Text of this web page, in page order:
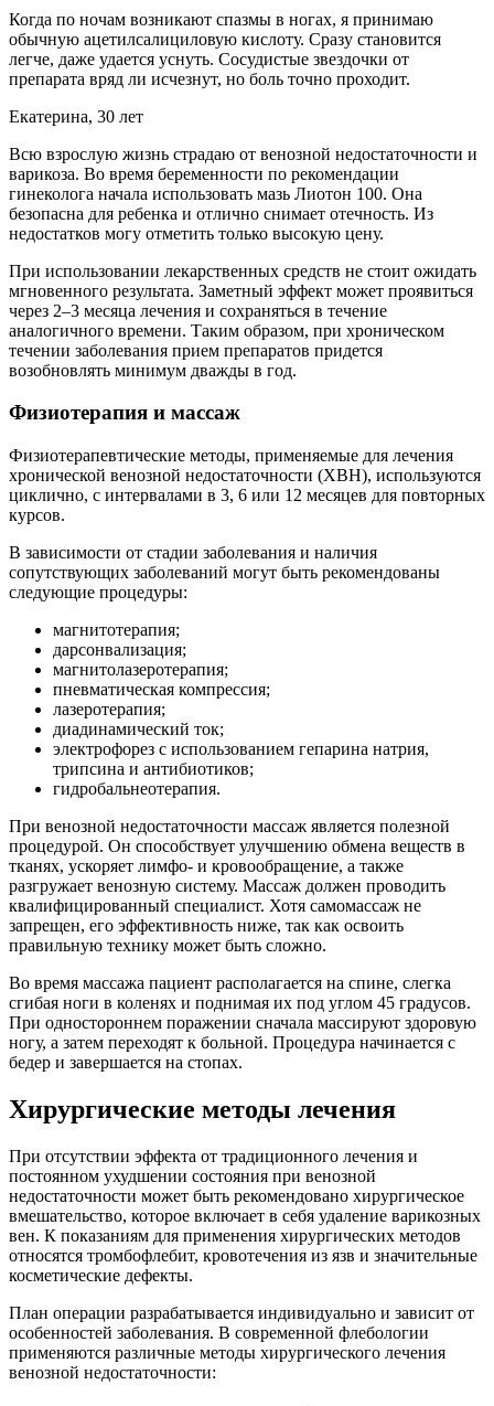
Когда по ночам возникают спазмы в ногах, я принимаю
обычную ацетилсалициловую кислоту. Сразу становится
легче, даже удается уснуть. Сосудистые звездочки от
препарата вряд ли исчезнут, но боль точно проходит.
Екатерина, 30 лет
Всю взрослую жизнь страдаю от венозной недостаточности и
варикоза. Во время беременности по рекомендации
гинеколога начала использовать мазь Лиотон 100. Она
безопасна для ребенка и отлично снимает отечность. Из
недостатков могу отметить только высокую цену.
При использовании лекарственных средств не стоит ожидать
мгновенного результата. Заметный эффект может проявиться
через 2–3 месяца лечения и сохраняться в течение
аналогичного времени. Таким образом, при хроническом
течении заболевания прием препаратов придется
возобновлять минимум дважды в год.
Физиотерапия и массаж
Физиотерапевтические методы, применяемые для лечения
хронической венозной недостаточности (ХВН), используются
циклично, с интервалами в 3, 6 или 12 месяцев для повторных
курсов.
В зависимости от стадии заболевания и наличия
сопутствующих заболеваний могут быть рекомендованы
следующие процедуры:
магнитотерапия;
дарсонвализация;
магнитолазеротерапия;
пневматическая компрессия;
лазеротерапия;
диадинамический ток;
электрофорез с использованием гепарина натрия,
трипсина и антибиотиков;
гидробальнеотерапия.
При венозной недостаточности массаж является полезной
процедурой. Он способствует улучшению обмена веществ в
тканях, ускоряет лимфо- и кровообращение, а также
разгружает венозную систему. Массаж должен проводить
квалифицированный специалист. Хотя самомассаж не
запрещен, его эффективность ниже, так как освоить
правильную технику может быть сложно.
Во время массажа пациент располагается на спине, слегка
сгибая ноги в коленях и поднимая их под углом 45 градусов.
При одностороннем поражении сначала массируют здоровую
ногу, а затем переходят к больной. Процедура начинается с
бедер и завершается на стопах.
Хирургические методы лечения
При отсутствии эффекта от традиционного лечения и
постоянном ухудшении состояния при венозной
недостаточности может быть рекомендовано хирургическое
вмешательство, которое включает в себя удаление варикозных
вен. К показаниям для применения хирургических методов
относятся тромбофлебит, кровотечения из язв и значительные
косметические дефекты.
План операции разрабатывается индивидуально и зависит от
особенностей заболевания. В современной флебологии
применяются различные методы хирургического лечения
венозной недостаточности: